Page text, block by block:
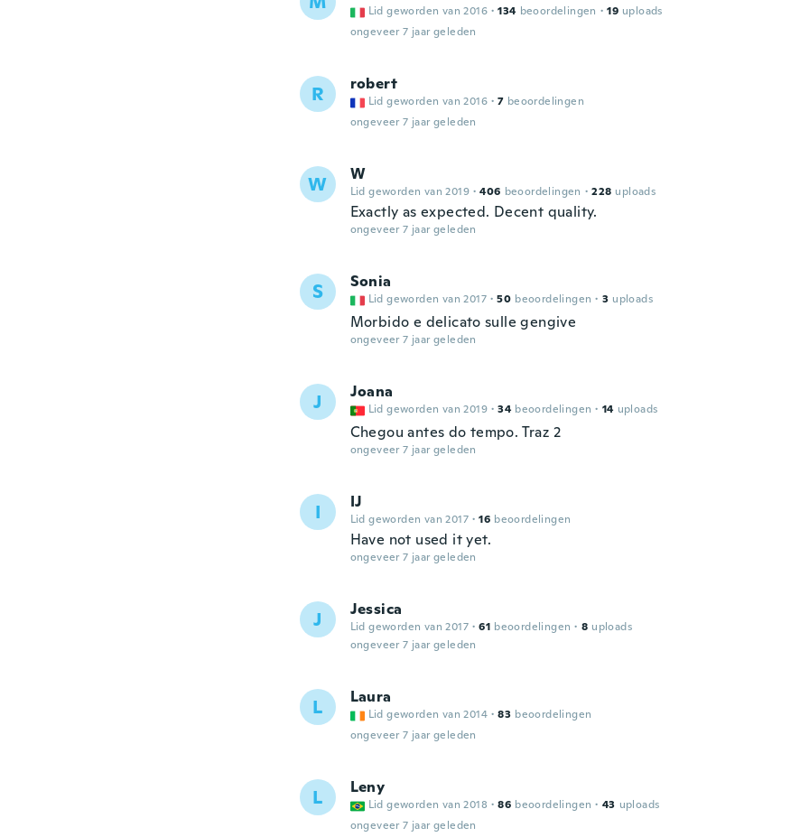
Lid geworden van 2016 · 134 beoordelingen · 19 uploads
ongeveer 7 jaar geleden
R robert
Lid geworden van 2016 · 7 beoordelingen
ongeveer 7 jaar geleden
W W
Lid geworden van 2019 · 406 beoordelingen · 228 uploads
Exactly as expected. Decent quality.
ongeveer 7 jaar geleden
S Sonia
Lid geworden van 2017 · 50 beoordelingen · 3 uploads
Morbido e delicato sulle gengive
ongeveer 7 jaar geleden
J Joana
Lid geworden van 2019 · 34 beoordelingen · 14 uploads
Chegou antes do tempo. Traz 2
ongeveer 7 jaar geleden
I IJ
Lid geworden van 2017 · 16 beoordelingen
Have not used it yet.
ongeveer 7 jaar geleden
J Jessica
Lid geworden van 2017 · 61 beoordelingen · 8 uploads
ongeveer 7 jaar geleden
L Laura
Lid geworden van 2014 · 83 beoordelingen
ongeveer 7 jaar geleden
L Leny
Lid geworden van 2018 · 86 beoordelingen · 43 uploads
ongeveer 7 jaar geleden